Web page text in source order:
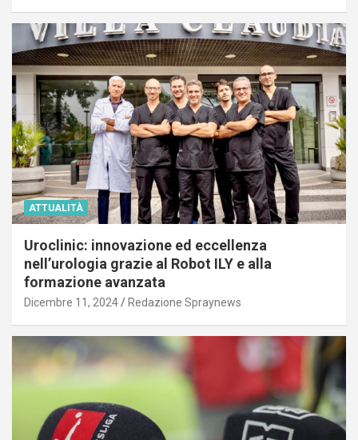
ATTUALITÀ
Uroclinic: innovazione ed eccellenza
nell’urologia grazie al Robot ILY e alla
formazione avanzata
Dicembre 11, 2024 Redazione Spraynews